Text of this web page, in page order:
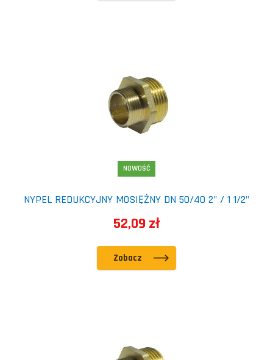
NOWOŚĆ
NYPEL REDUKCYJNY MOSIĘŻNY DN 50/40 2" / 1 1/2"
52,09 zł
Zobacz